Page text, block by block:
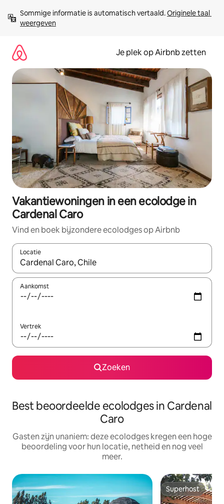
direct
naar
Sommige informatie is automatisch vertaald. Originele taal
weergeven
Je plek op Airbnb zetten
Vakantiewoningen in een ecolodge in
Cardenal Caro
Vind en boek bijzondere ecolodges op Airbnb
Locatie
Wanneer er resultaten beschikbaar zijn, maak je een keuze
Aankomst
Vertrek
Zoeken
Best beoordeelde ecolodges in Cardenal
Caro
Gasten zijn unaniem: deze ecolodges kregen een hoge
beoordeling voor hun locatie, netheid en nog veel
meer.
Superhost
Superhost